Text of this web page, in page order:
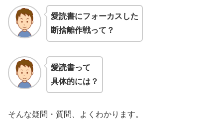
愛読書にフォーカスした
断捨離作戦って？
愛読書って
具体的には？
そんな疑問・質問、よくわかります。